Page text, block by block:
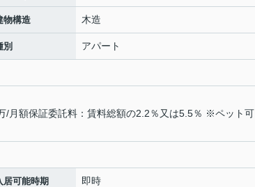
物構造 木造
別 アパート
/月額保証委託料：賃料総額の2.2％又は5.5％ ※ペット
居可能時期 即時